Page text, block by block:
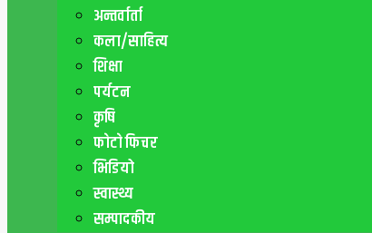
अन्तर्वार्ता
कला/साहित्य
शिक्षा
पर्यटन
कृषि
फाेटाे फिचर
भिडियो
स्वास्थ्य
सम्पादकीय